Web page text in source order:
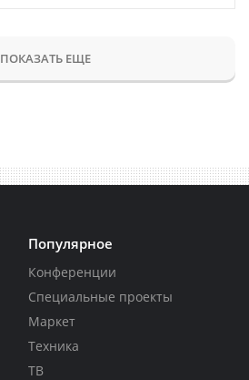
ПОКАЗАТЬ ЕЩЕ
Популярное
Конференции
Специальные проекты
Маркет
Техника
ТВ